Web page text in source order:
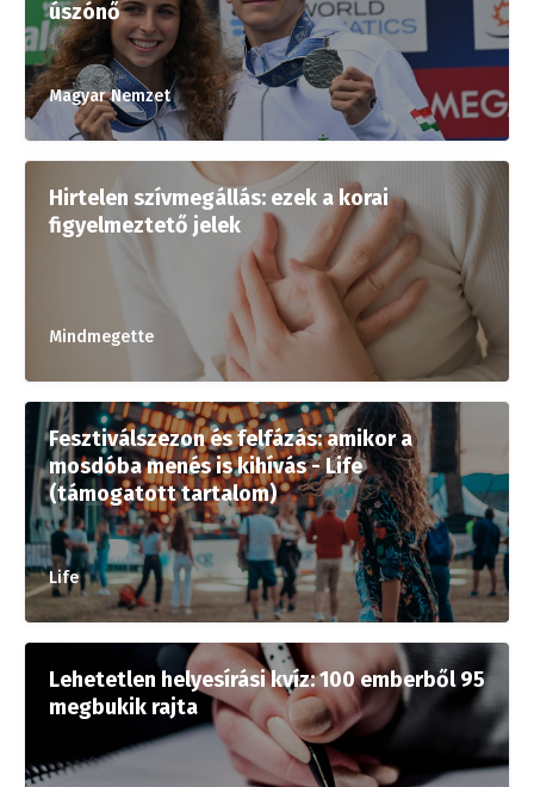
úszónő
Magyar Nemzet
Hirtelen szívmegállás: ezek a korai
figyelmeztető jelek
Mindmegette
Fesztiválszezon és felfázás: amikor a
mosdóba menés is kihívás - Life
(támogatott tartalom)
Life
Lehetetlen helyesírási kvíz: 100 emberből 95
megbukik rajta